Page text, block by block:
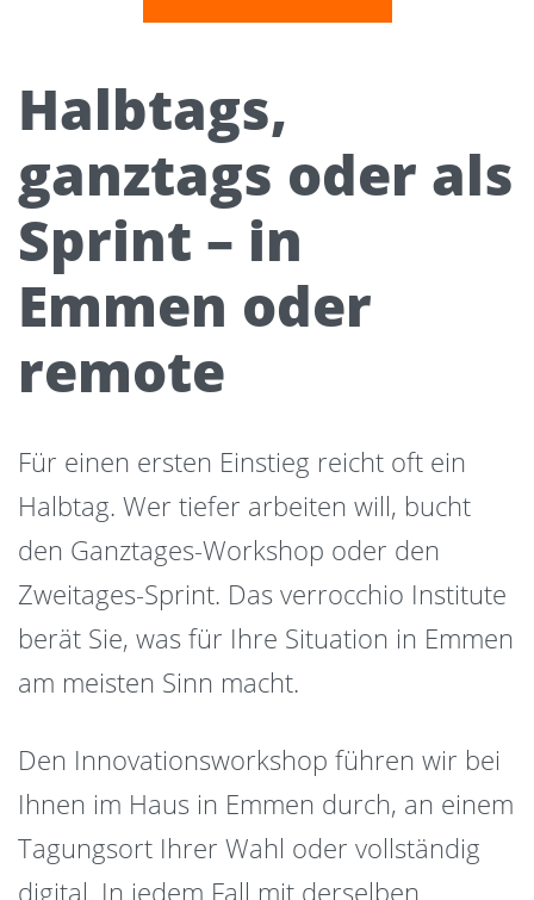
Halbtags,
ganztags oder als
Sprint – in
Emmen oder
remote
Für einen ersten Einstieg reicht oft ein
Halbtag. Wer tiefer arbeiten will, bucht
den Ganztages-Workshop oder den
Zweitages-Sprint. Das verrocchio Institute
berät Sie, was für Ihre Situation in Emmen
am meisten Sinn macht.
Den Innovationsworkshop führen wir bei
Ihnen im Haus in Emmen durch, an einem
Tagungsort Ihrer Wahl oder vollständig
digital. In jedem Fall mit derselben